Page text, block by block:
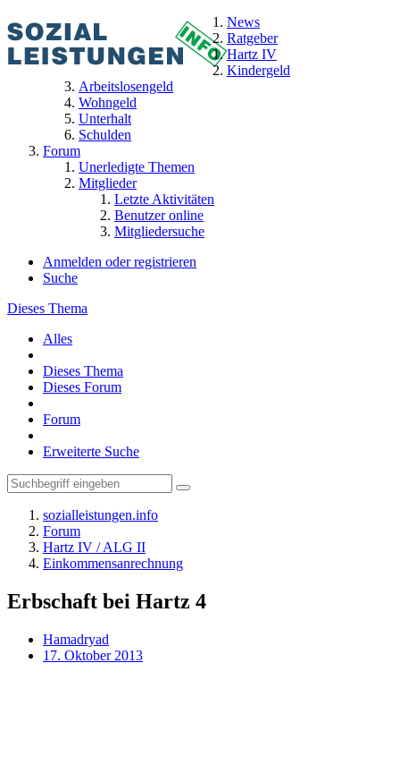
News
Ratgeber
Hartz IV
Kindergeld
Arbeitslosengeld
Wohngeld
Unterhalt
Schulden
Forum
Unerledigte Themen
Mitglieder
Letzte Aktivitäten
Benutzer online
Mitgliedersuche
Anmelden oder registrieren
Suche
Dieses Thema
Alles
Dieses Thema
Dieses Forum
Forum
Erweiterte Suche
sozialleistungen.info
Forum
Hartz IV / ALG II
Einkommensanrechnung
Erbschaft bei Hartz 4
Hamadryad
17. Oktober 2013